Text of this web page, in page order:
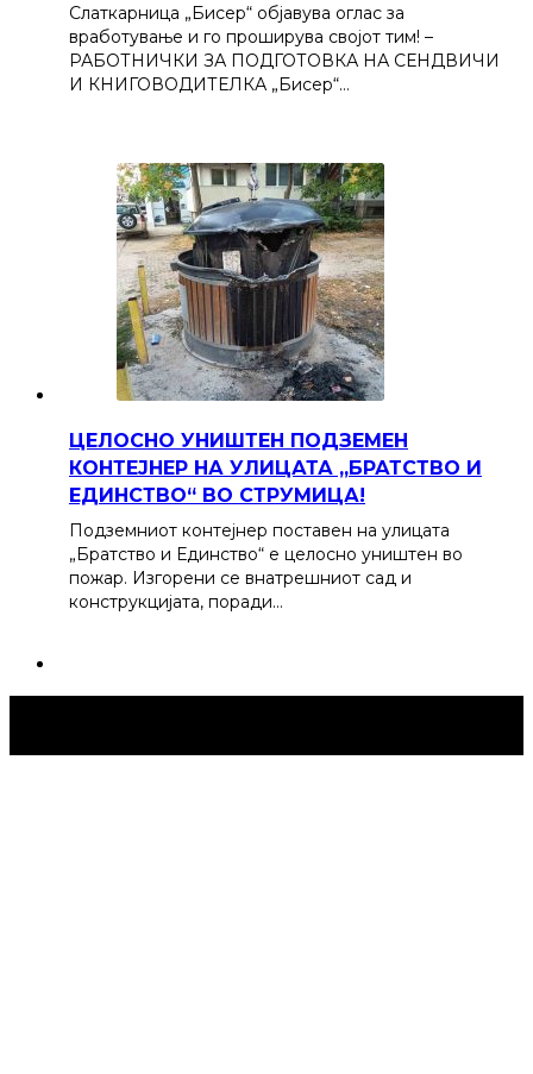
Слаткарница „Бисер“ објавува оглас за
вработување и го проширува својот тим! –
РАБОТНИЧКИ ЗА ПОДГОТОВКА НА СЕНДВИЧИ
И КНИГОВОДИТЕЛКА „Бисер“…
ЦЕЛОСНО УНИШТЕН ПОДЗЕМЕН
КОНТЕЈНЕР НА УЛИЦАТА „БРАТСТВО И
ЕДИНСТВО“ ВО СТРУМИЦА!
Подземниот контејнер поставен на улицата
„Братство и Единство“ е целосно уништен во
пожар. Изгорени се внатрешниот сад и
конструкцијата, поради…